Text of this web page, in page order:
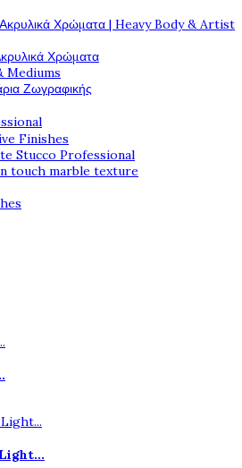
Ακρυλικά Χρώματα | Heavy Body & Artist
Χρώματα
Mediums
Ζωγραφικής
Finishes
Stucco Professional
touch marble texture